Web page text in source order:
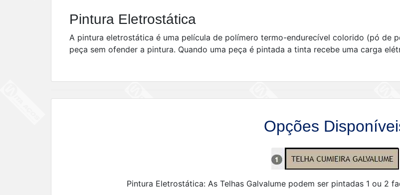
Pintura Eletrostática
A pintura eletrostática é uma película de polímero termo-endurecível colorido (pó de
peça sem ofender a pintura. Quando uma peça é pintada a tinta recebe uma carga
Opções
Pintura Eletrostática: As Telhas Galvalume podem ser pintadas 1 ou 2